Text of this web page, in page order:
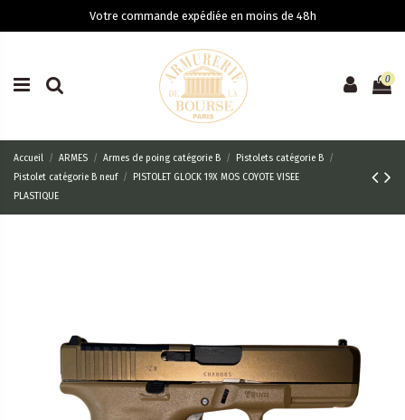
Votre commande expédiée en moins de 48h
0
Accueil ARMES Armes de poing catégorie B
Pistolets catégorie B
Pistolet catégorie B neuf
PISTOLET GLOCK 19X MOS COYOTE VISEE
PLASTIQUE